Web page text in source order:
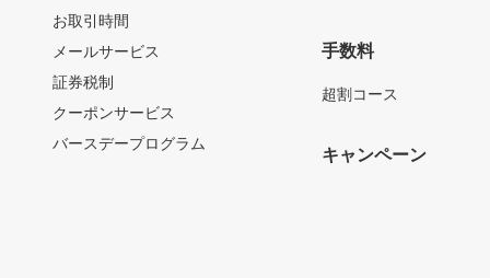
お取引時間
メールサービス
証券税制
クーポンサービス
バースデープログラム
手数料
超割コース
キャンペーン